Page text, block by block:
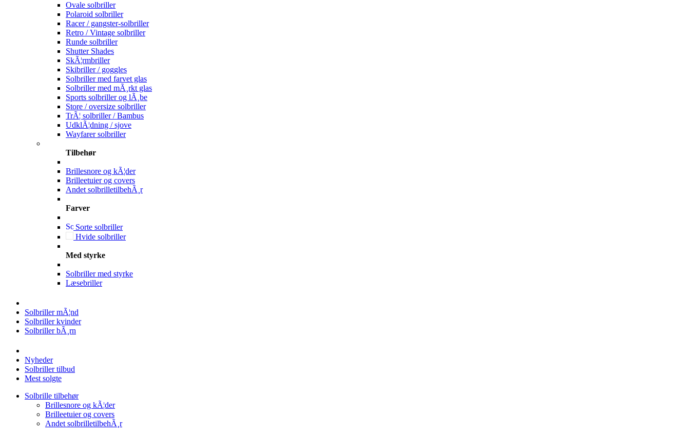
Ovale solbriller
Polaroid solbriller
Racer / gangster-solbriller
Retro / Vintage solbriller
Runde solbriller
Shutter Shades
SkÃ¦rmbriller
Skibriller / goggles
Solbriller med farvet glas
Solbriller med mÃ¸rkt glas
Sports solbriller og lÃ¸be
Store / oversize solbriller
TrÃ¦ solbriller / Bambus
UdklÃ¦dning / sjove
Wayfarer solbriller
Tilbehør
Brillesnore og kÃ¦der
Brilleetuier og covers
Andet solbrilletilbehÃ¸r
Farver
Sorte solbriller
Hvide solbriller
Med styrke
Solbriller med styrke
Læsebriller
Solbriller mÃ¦nd
Solbriller kvinder
Solbriller bÃ¸rn
Nyheder
Solbriller tilbud
Mest solgte
Solbrille tilbehør
Brillesnore og kÃ¦der
Brilleetuier og covers
Andet solbrilletilbehÃ¸r